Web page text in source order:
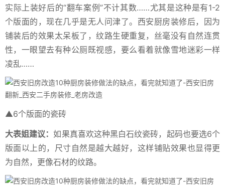
实际上装好后的“翻车案例”不计其数……尤其是这种是有1-2
个版面的，现在几乎是无人问津了。西安厨房装修后，因为
铺装后的效果太呆板了，纹路生硬重复，丝毫没有自然连贯
性，一眼望去有种公厕既视感，要么看着就像雪地迷彩一样
凌乱……
▲6个版面的瓷砖
大表姐建议：如果真喜欢这种黑白石纹瓷砖，起码也要选6个
版面以上的，尺寸自然是越大越好，这样铺贴效果也显得更
为自然，更像石材的纹路。